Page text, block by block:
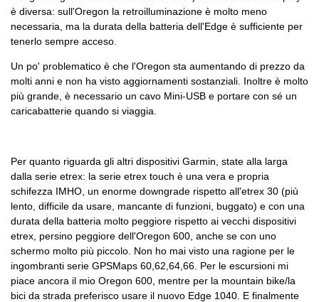
è diversa: sull'Oregon la retroilluminazione è molto meno
necessaria, ma la durata della batteria dell'Edge è sufficiente per
tenerlo sempre acceso.
Un po' problematico è che l'Oregon sta aumentando di prezzo da
molti anni e non ha visto aggiornamenti sostanziali. Inoltre è molto
più grande, è necessario un cavo Mini-USB e portare con sé un
caricabatterie quando si viaggia.
Per quanto riguarda gli altri dispositivi Garmin, state alla larga
dalla serie etrex: la serie etrex touch è una vera e propria
schifezza IMHO, un enorme downgrade rispetto all'etrex 30 (più
lento, difficile da usare, mancante di funzioni, buggato) e con una
durata della batteria molto peggiore rispetto ai vecchi dispositivi
etrex, persino peggiore dell'Oregon 600, anche se con uno
schermo molto più piccolo. Non ho mai visto una ragione per le
ingombranti serie GPSMaps 60,62,64,66. Per le escursioni mi
piace ancora il mio Oregon 600, mentre per la mountain bike/la
bici da strada preferisco usare il nuovo Edge 1040. E finalmente